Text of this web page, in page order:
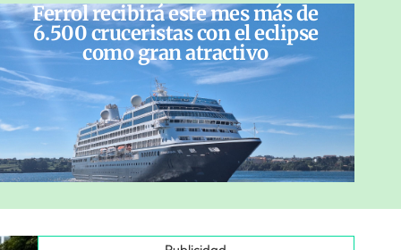
Ferrol recibirá este mes más de
6.500 cruceristas con el eclipse
como gran atractivo